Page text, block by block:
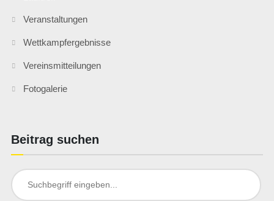
Veranstaltungen
Wettkampfergebnisse
Vereinsmitteilungen
Fotogalerie
Beitrag suchen
Search
for: